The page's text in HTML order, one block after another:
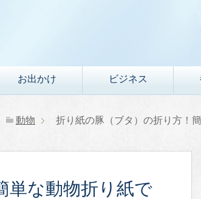
お出かけ ビジネス
動物 折り紙の豚（ブタ）の折り方！
単な動物折り紙で